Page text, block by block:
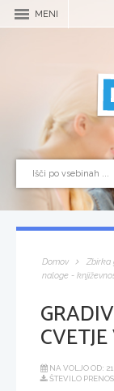
MENI
Domov Zbirka
naloge -
NA VOLJO OD:
ŠTEVILO